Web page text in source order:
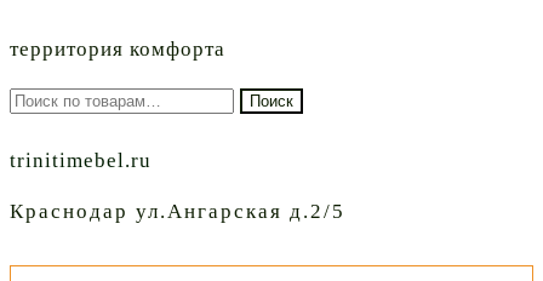
территория комфорта
Искать: Поиск
trinitimebel.ru
Краснодар ул.Ангарская д.2/5